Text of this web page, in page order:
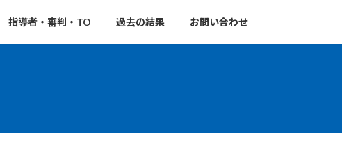
指導者・審判・TO 過去の結果 お問い合わせ